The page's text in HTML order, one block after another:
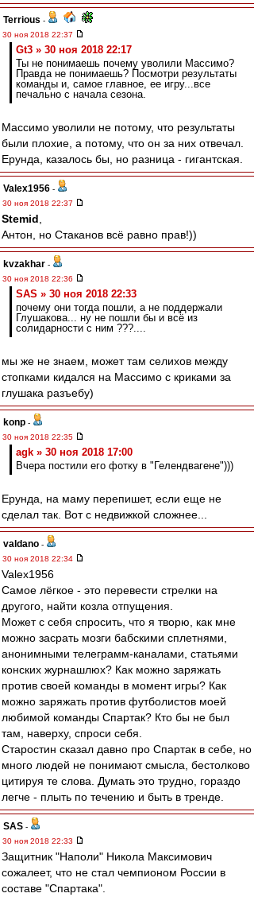
Terrious -
30 ноя 2018 22:37
Gt3 » 30 ноя 2018 22:17
Ты не понимаешь почему уволили Массимо?
Правда не понимаешь? Посмотри результаты
команды и, самое главное, ее игру...все
печально с начала сезона.
Массимо уволили не потому, что результаты
были плохие, а потому, что он за них отвечал.
Ерунда, казалось бы, но разница - гигантская.
Valex1956 -
30 ноя 2018 22:37
Stemid
Антон, но Стаканов всё равно прав!))
kvzakhar -
30 ноя 2018 22:36
SAS » 30 ноя 2018 22:33
почему они тогда пошли, а не поддержали
Глушакова... ну не пошли бы и всё из
солидарности с ним ???....
мы же не знаем, может там селихов между
стопками кидался на Массимо с криками за
глушака разъебу)
konp -
30 ноя 2018 22:35
agk » 30 ноя 2018 17:00
Вчера постили его фотку в "Гелендвагене")))
Ерунда, на маму перепишет, если еще не
сделал так. Вот с недвижкой сложнее...
valdano -
30 ноя 2018 22:34
Valex1956
Самое лёгкое - это перевести стрелки на
другого, найти козла отпущения.
Может с себя спросить, что я творю, как мне
можно засрать мозги бабскими сплетнями,
анонимными телеграмм-каналами, статьями
конских журнашлюх? Как можно заряжать
против своей команды в момент игры? Как
можно заряжать против футболистов моей
любимой команды Спартак? Кто бы не был
там, наверху, спроси себя.
Старостин сказал давно про Спартак в себе, но
много людей не понимают смысла, бестолково
цитируя те слова. Думать это трудно, гораздо
легче - плыть по течению и быть в тренде.
SAS -
30 ноя 2018 22:33
Защитник "Наполи" Никола Максимович
сожалеет, что не стал чемпионом России в
составе "Спартака".